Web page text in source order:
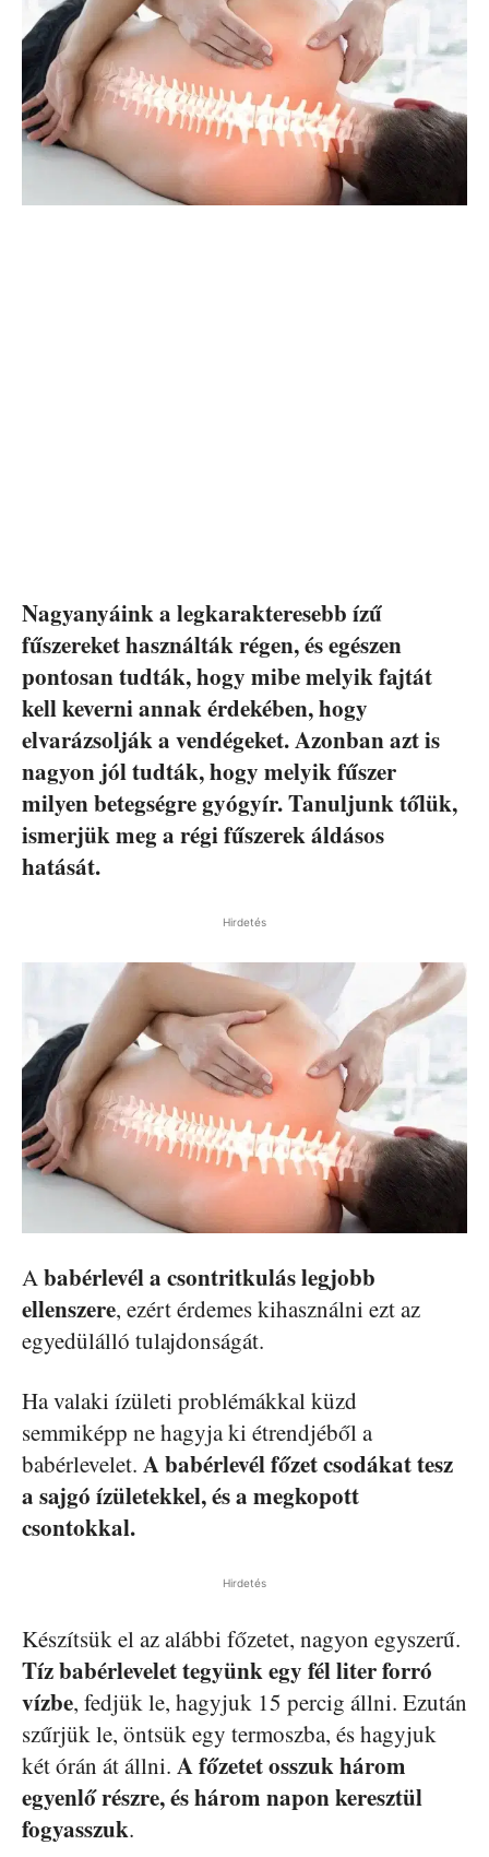
Nagyanyáink a legkarakteresebb ízű
fűszereket használták régen, és egészen
pontosan tudták, hogy mibe melyik fajtát
kell keverni annak érdekében, hogy
elvarázsolják a vendégeket. Azonban azt is
nagyon jól tudták, hogy melyik fűszer
milyen betegségre gyógyír. Tanuljunk tőlük,
ismerjük meg a régi fűszerek áldásos
hatását.
Hirdetés
Ababérlevél a csontritkulás legjobb
ellenszere, ezért érdemes kihasználni ezt az
egyedülálló tulajdonságát.
Ha valaki ízületi problémákkal küzd
semmiképp ne hagyja ki étrendjéből a
babérlevelet. A babérlevél főzet csodákat tesz
a sajgó ízületekkel, és a megkopott
csontokkal.
Hirdetés
Készítsük el az alábbi főzetet, nagyon egyszerű.
Tíz babérlevelet tegyünk egy fél liter forró
vízbe, fedjük le, hagyjuk 15 percig állni. Ezután
szűrjük le, öntsük egy termoszba, és hagyjuk
két órán át állni. A főzetet osszuk három
egyenlő részre, és három napon keresztül
fogyasszuk.